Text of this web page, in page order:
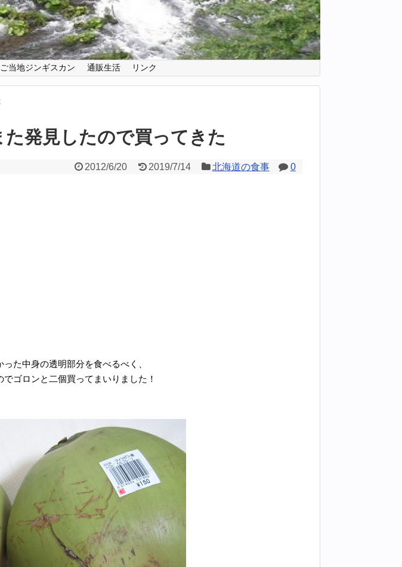
当地ジンギスカン 通販生活 リンク
発見したので買ってきた
2012/6/20 2019/7/14 北海道の食事 0
た中身の透明部分を食べるべく、
ゴロンと二個買ってまいりました！